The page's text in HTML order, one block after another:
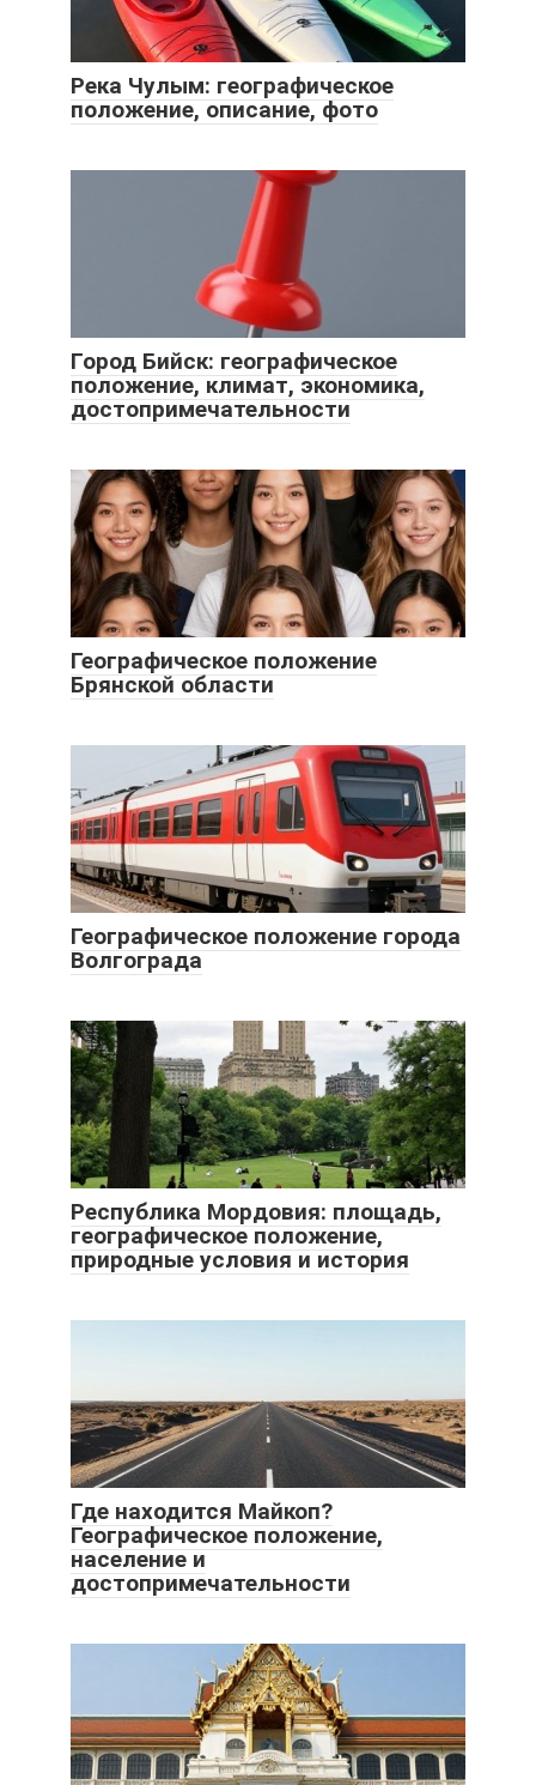
Река Чулым: географическое
положение, описание, фото
Город Бийск: географическое
положение, климат, экономика,
достопримечательности
Географическое положение
Брянской области
Географическое положение города
Волгограда
Республика Мордовия: площадь,
географическое положение,
природные условия и история
Где находится Майкоп?
Географическое положение,
население и
достопримечательности